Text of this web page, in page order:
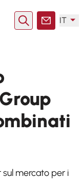
RicercaContatto
IT
sul mercato per i